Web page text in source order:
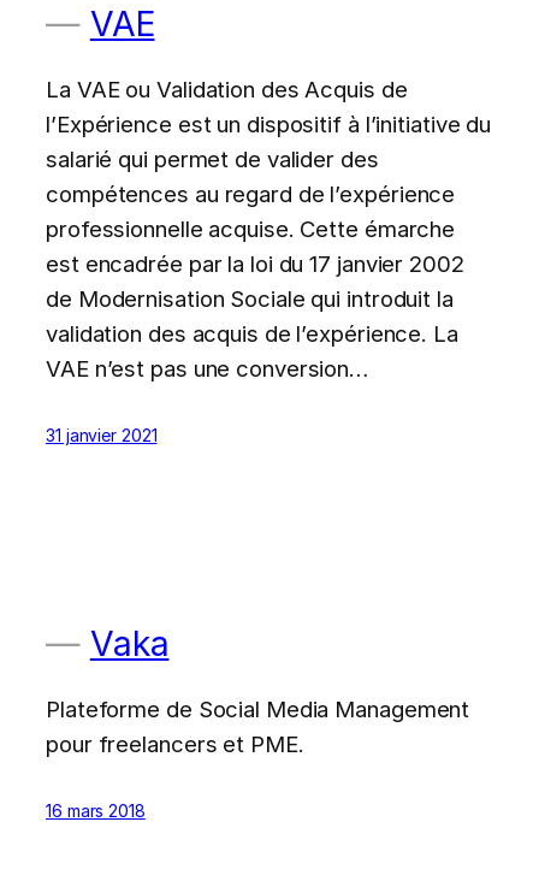
VAE
La VAE ou Validation des Acquis de
l’Expérience est un dispositif à l’initiative du
salarié qui permet de valider des
compétences au regard de l’expérience
professionnelle acquise. Cette émarche
est encadrée par la loi du 17 janvier 2002
de Modernisation Sociale qui introduit la
validation des acquis de l’expérience. La
VAE n’est pas une conversion…
31 janvier 2021
Vaka
Plateforme de Social Media Management
pour freelancers et PME.
16 mars 2018